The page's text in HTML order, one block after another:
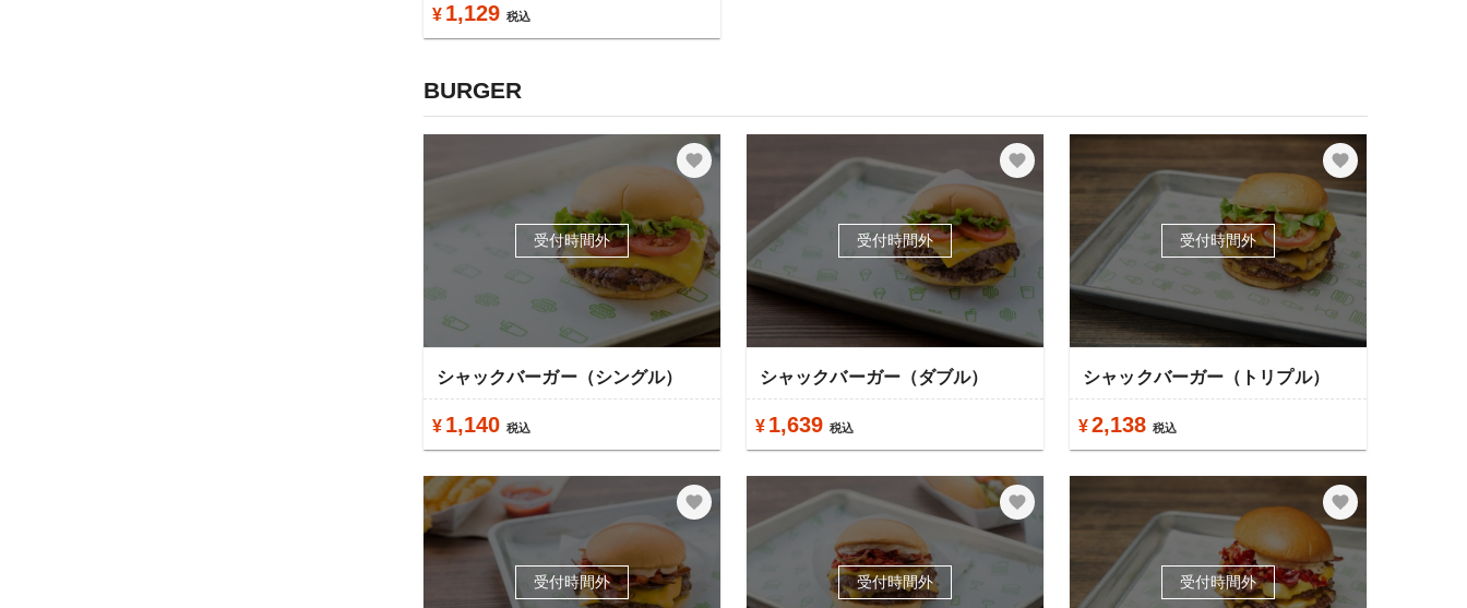
¥ 1,129 税込
BURGER
受付時間外
シャックバーガー（シングル）
¥ 1,140 税込
受付時間外
シャックバーガー（ダブル）
¥ 1,639 税込
受付時間外
シャックバーガー（トリプル）
¥ 2,138 税込
受付時間外 受付時間外 受付時間外